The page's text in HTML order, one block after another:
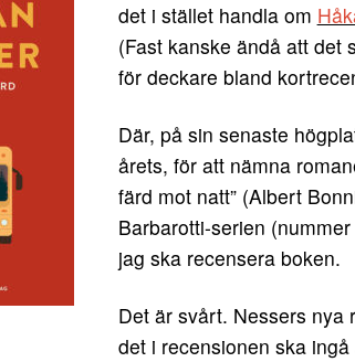
det i stället handla om
(Fast kanske ändå att det
för deckare bland
Där, på sin senaste
årets, för att nämna
färd mot natt” (Albert
Barbarotti-serien
jag ska recensera boken.
Det är svårt. Nessers nya
det i recensionen ska